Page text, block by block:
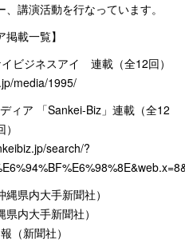
講演活動を行なっています。
掲載一覧】
イビジネスアイ 連載（全12回）
media/1995/
ィア 「Sankei-Biz 」連載（全12
）
search/?
縄県内大手新聞社）
県内大手新聞社）
（新聞社）